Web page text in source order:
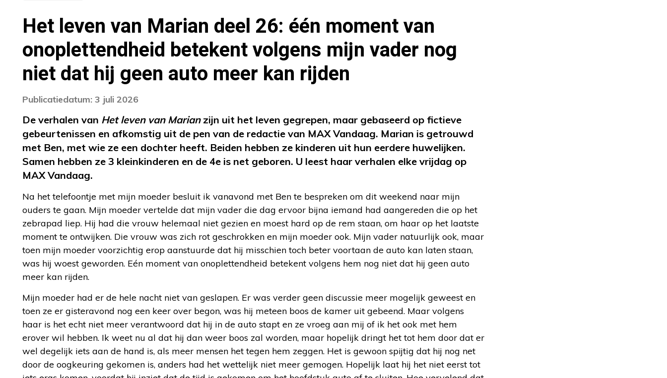
Het leven van Marian deel 26: één moment van
onoplettendheid betekent volgens mijn vader nog
niet dat hij geen auto meer kan rijden
Publicatiedatum: 3 juli 2026
De verhalen van Het leven van Marianzijn uit het leven gegrepen, maar gebaseerd op fictieve
gebeurtenissen en afkomstig uit de pen van de redactie van MAX Vandaag. Marian is getrouwd
met Ben, met wie ze een dochter heeft. Beiden hebben ze kinderen uit hun eerdere huwelijken.
Samen hebben ze 3 kleinkinderen en de 4e is net geboren. U leest haar verhalen elke vrijdag op
MAX Vandaag.
Na het telefoontje met mijn moeder besluit ik vanavond met Ben te bespreken om dit weekend naar mijn
ouders te gaan. Mijn moeder vertelde dat mijn vader die dag ervoor bijna iemand had aangereden die op het
zebrapad liep. Hij had die vrouw helemaal niet gezien en moest hard op de rem staan, om haar op het laatste
moment te ontwijken. Die vrouw was zich rot geschrokken en mijn moeder ook. Mijn vader natuurlijk ook, maar
toen mijn moeder voorzichtig erop aanstuurde dat hij misschien toch beter voortaan de auto kan laten staan,
was hij woest geworden. Eén moment van onoplettendheid betekent volgens hem nog niet dat hij geen auto
meer kan rijden.
Mijn moeder had er de hele nacht niet van geslapen. Er was verder geen discussie meer mogelijk geweest en
toen ze er gisteravond nog een keer over begon, was hij meteen boos de kamer uit gebeend. Maar volgens
haar is het echt niet meer verantwoord dat hij in de auto stapt en ze vroeg aan mij of ik het ook met hem
erover wil hebben. Ik weet nu al dat hij dan weer boos zal worden, maar hopelijk dringt het tot hem door dat er
wel degelijk iets aan de hand is, als meer mensen het tegen hem zeggen. Het is gewoon spijtig dat hij nog net
door de oogkeuring gekomen is, anders had het wettelijk niet meer gemogen. Hopelijk laat hij het niet eerst tot